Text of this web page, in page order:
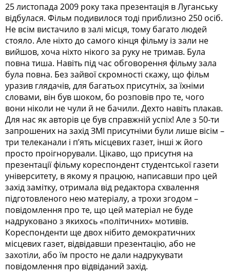
25 листопада 2009 року така презентація в Луганську
відбулася. Фільм подивилося тоді приблизно 250 осіб.
Не всім вистачило в залі місця, тому багато людей
стояло. Але ніхто до самого кінця фільму із зали не
вийшов, хоча ніхто нікого за руку не тримав. Була
повна тиша. Навіть під час обговорення фільму зала
була повна. Без зайвої скромності скажу, що фільм
уразив глядачів, для багатьох присутніх, за їхніми
словами, він був шоком, бо розповів про те, чого
вони ніколи не чули й не бачили. Дехто навіть плакав.
Для нас як авторів це був справжній успіх! Але з 50-ти
запрошених на захід ЗМІ присутніми були лише вісім –
три телеканали і п’ять місцевих газет, інші ж його
просто проігнорували. Цікаво, що присутня на
презентації фільму кореспондент студентської газети
університету, в якому я працюю, написавши про цей
захід замітку, отримала від редактора схвалення
підготовленого нею матеріалу, а трохи згодом –
повідомлення про те, що цей матеріал не буде
надруковано з якихось «політичних» мотивів.
Кореспонденти ще двох нібито демократичних
місцевих газет, відвідавши презентацію, або не
захотіли, або їм просто не дали надрукувати
повідомлення про відвіданий захід.